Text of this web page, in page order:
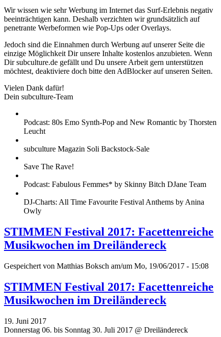
Wir wissen wie sehr Werbung im Internet das Surf-Erlebnis negativ
beeinträchtigen kann. Deshalb verzichten wir grundsätzlich auf
penetrante Werbeformen wie Pop-Ups oder Overlays.
Jedoch sind die Einnahmen durch Werbung auf unserer Seite die
einzige Möglichkeit Dir unsere Inhalte kostenlos anzubieten. Wenn
Dir subculture.de gefällt und Du unsere Arbeit gern unterstützen
möchtest, deaktiviere doch bitte den AdBlocker auf unseren Seiten.
Vielen Dank dafür!
Dein subculture-Team
Podcast: 80s Emo Synth-Pop and New Romantic by Thorsten
Leucht
subculture Magazin Soli Backstock-Sale
Save The Rave!
Podcast: Fabulous Femmes* by Skinny Bitch DJane Team
DJ-Charts: All Time Favourite Festival Anthems by Anina
Owly
STIMMEN Festival 2017: Facettenreiche
Musikwochen im Dreiländereck
Gespeichert von Matthias Boksch am/um Mo, 19/06/2017 - 15:08
STIMMEN Festival 2017: Facettenreiche
Musikwochen im Dreiländereck
19. Juni 2017
Donnerstag 06. bis Sonntag 30. Juli 2017 @ Dreiländereck